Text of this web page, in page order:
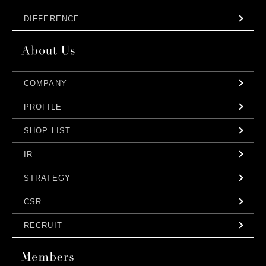
DIFFERENCE
COMPANY
PROFILE
SHOP LIST
IR
STRATEGY
CSR
RECRUIT